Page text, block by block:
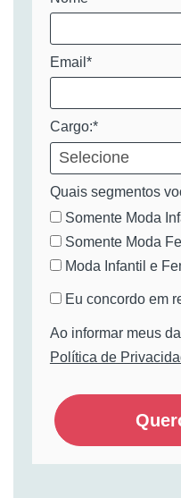
Email*
Cargo:*
Quais segmentos
Somente Moda
Somente Moda
Moda Infantil e
Eu concordo em
Ao informar meus
Política de